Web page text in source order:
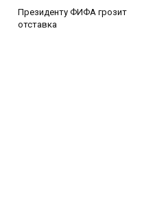
Президенту ФИФА грозит
отставка